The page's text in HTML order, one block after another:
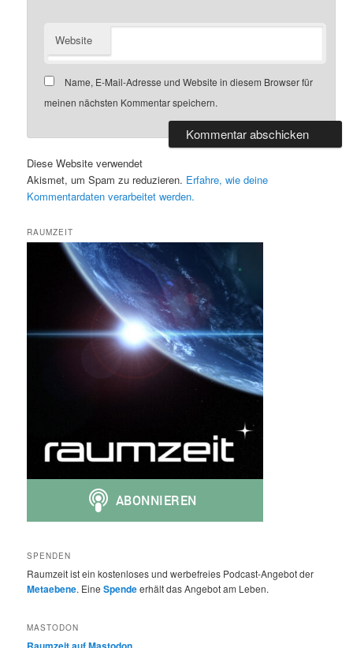
Website
Name, E-Mail-Adresse und Website in diesem Browser für
meinen nächsten Kommentar speichern.
Diese Website verwendet
Akismet, um Spam zu reduzieren. Erfahre, wie deine
Kommentardaten verarbeitet werden.
RAUMZEIT
SPENDEN
Raumzeit ist ein kostenloses und werbefreies Podcast-Angebot der
Metaebene. EineSpendeerhält das Angebot am Leben.
MASTODON